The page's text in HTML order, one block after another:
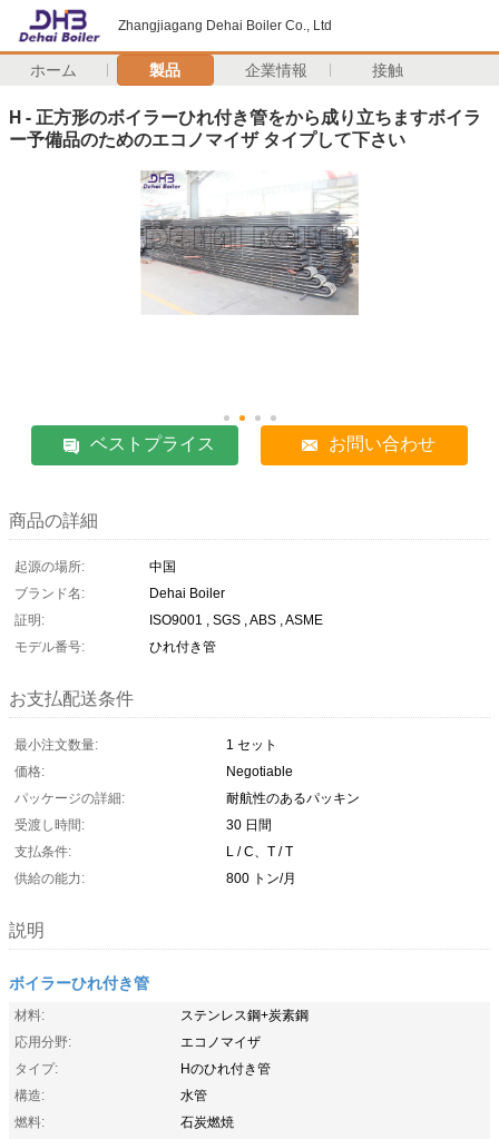
Zhangjiagang Dehai Boiler Co., Ltd
ホーム 製品 企業情報 接触
H - 正方形のボイラーひれ付き管をから成り立ちますボイラ
ー予備品のためのエコノマイザ タイプして下さい
ベストプライス お問い合わせ
商品の詳細
起源の場所:
中国
ブランド名:
Dehai Boiler
証明:
ISO9001 , SGS , ABS , ASME
モデル番号:
ひれ付き管
お支払配送条件
最小注文数量:
1 セット
価格:
Negotiable
パッケージの詳細:
耐航性のあるパッキン
受渡し時間:
30 日間
支払条件:
L / C、T / T
供給の能力:
800 トン/月
説明
ボイラーひれ付き管
材料:
ステンレス鋼+炭素鋼
応用分野:
エコノマイザ
タイプ:
Hのひれ付き管
構造:
水管
燃料:
石炭燃焼